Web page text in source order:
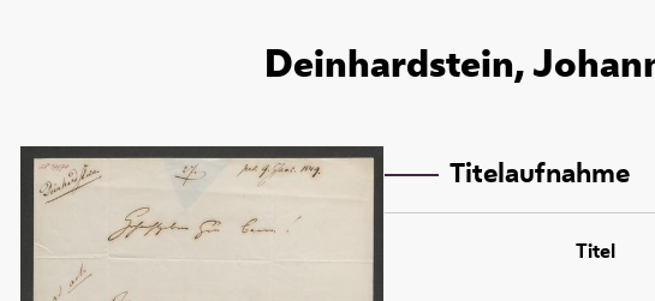
Deinhardstein,
Titelaufnahme
Titel